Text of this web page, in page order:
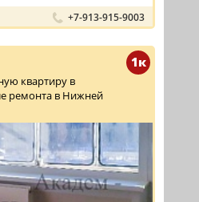
+7-913-915-9003
1к
квартиру в
ремонта в Нижней